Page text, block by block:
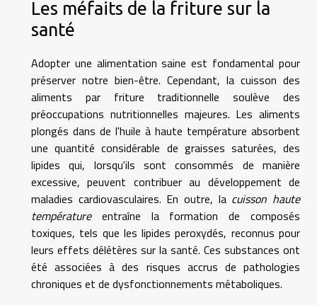
Les méfaits de la friture sur la
santé
Adopter une alimentation saine est fondamental pour
préserver notre bien-être. Cependant, la cuisson des
aliments par friture traditionnelle soulève des
préoccupations nutritionnelles majeures. Les aliments
plongés dans de l'huile à haute température absorbent
une quantité considérable de graisses saturées, des
lipides qui, lorsqu'ils sont consommés de manière
excessive, peuvent contribuer au développement de
maladies cardiovasculaires. En outre, la cuisson haute
températureentraîne la formation de composés
toxiques, tels que les lipides peroxydés, reconnus pour
leurs effets délétères sur la santé. Ces substances ont
été associées à des risques accrus de pathologies
chroniques et de dysfonctionnements métaboliques.